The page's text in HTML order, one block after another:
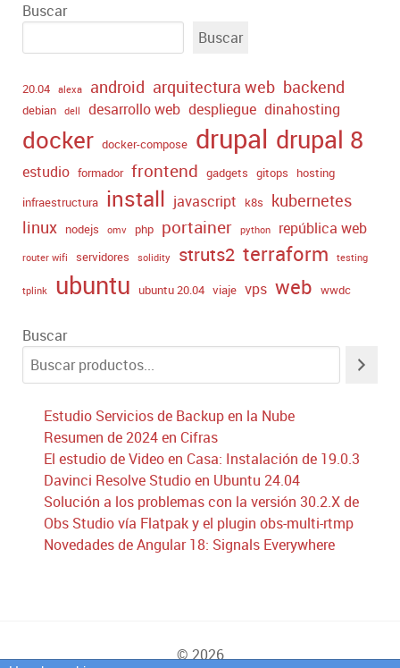
Buscar
Buscar
20.04 alexa android arquitectura web backend
debian dell desarrollo web despliegue dinahosting
docker docker-compose drupal drupal 8
estudio formador frontend gadgets gitops
hosting
infraestructura install javascript k8s
kubernetes
linux nodejs omv php portainer python república web
router wifi servidores solidity struts2 terraform testing
tplink ubuntu ubuntu 20.04 viaje vps web wwdc
Buscar
Estudio Servicios de Backup en la Nube
Resumen de 2024 en Cifras
El estudio de Video en Casa: Instalación de 19.0.3
Davinci Resolve Studio en Ubuntu 24.04
Solución a los problemas con la versión 30.2.X de
Obs Studio vía Flatpak y el plugin obs-multi-rtmp
Novedades de Angular 18: Signals Everywhere
© 2026